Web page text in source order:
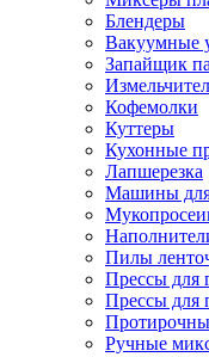
Блендеры
Вакуумные
Запайщик
Кофемолки
Куттеры
Кухонные
Лапшерезка
Машины
Пилы
Прессы для
Прессы для
Ручные